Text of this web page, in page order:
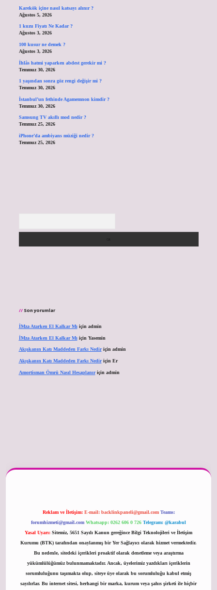
Karekök içine nasıl katsayı alınır ?
Ağustos 5, 2026
1 kuzu Fiyatı Ne Kadar ?
Ağustos 3, 2026
100 kusur ne demek ?
Ağustos 3, 2026
İhlâs hatmi yaparken abdest gerekir mi ?
Temmuz 30, 2026
1 yaşından sonra göz rengi değişir mi ?
Temmuz 30, 2026
İstanbul’un fethinde Agamemnon kimdir ?
Temmuz 30, 2026
Samsung TV akıllı mod nedir ?
Temmuz 25, 2026
iPhone’da ambiyans müziği nedir ?
Temmuz 25, 2026
Son yorumlar
İMza Atarken El Kalkar Mıiçin admin
İMza Atarken El Kalkar Mıiçin Yasemin
Akışkanın Katı Maddeden Farkı Nediriçin admin
Akışkanın Katı Maddeden Farkı Nediriçin Er
Amortisman Ömrü Nasıl Hesaplanıriçin admin
Reklam ve İletişim: E-mail: backlinkpaneli@gmail.com Teams:
forumhizmeti@gmail.com Whatsapp: 0262 606 0 726 Telegram: @karabul
Yasal Uyarı: Sitemiz, 5651 Sayılı Kanun gereğince Bilgi Teknolojileri ve İletişim
Kurumu (BTK) tarafından onaylanmış bir Yer Sağlayıcı olarak hizmet vermektedir.
Bu nedenle, sitedeki içerikleri proaktif olarak denetleme veya araştırma
yükümlülüğümüz bulunmamaktadır. Ancak, üyelerimiz yazdıkları içeriklerin
sorumluluğunu taşımakta olup, siteye üye olarak bu sorumluluğu kabul etmiş
sayılırlar. Bu internet sitesi, herhangi bir marka, kurum veya şahıs şirketi ile hiçbir